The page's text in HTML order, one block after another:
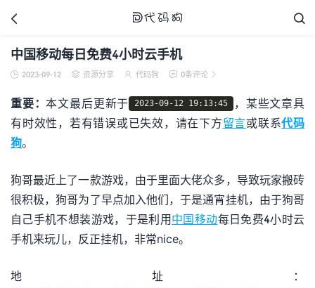

代码狗
 
中国移动每日免费4小时云手机
 2023-09-12  资源分享  代码狗  0条评论 
重要：本文最后更新于 2023-09-12 19:13:45
，某些文章具
有时效性，若有错误或已失效，请在下方留言或联系代码
狗。
狗哥最近上了一款游戏，由于里面大佬众多，导致玩家搬砖
很积极，狗哥为了早点加入他们，于是通宵挂机，由于狗哥
自己手机不想装游戏，于是利用中国移动每日免费4小时云
手机来玩儿，反正挂机，非常nice。
地址：